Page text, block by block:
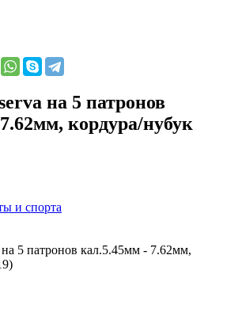
на 5 патронов
кордура/нубук
и спорта
5 патронов кал.5.45мм - 7.62мм,